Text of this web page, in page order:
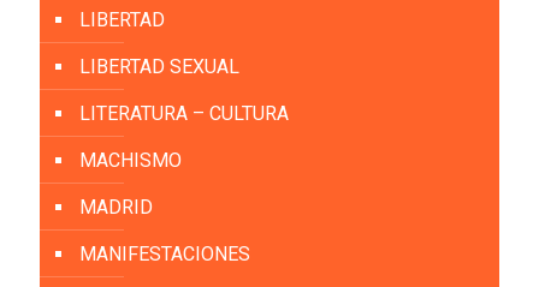
LIBERTAD
LIBERTAD SEXUAL
LITERATURA – CULTURA
MACHISMO
MADRID
MANIFESTACIONES